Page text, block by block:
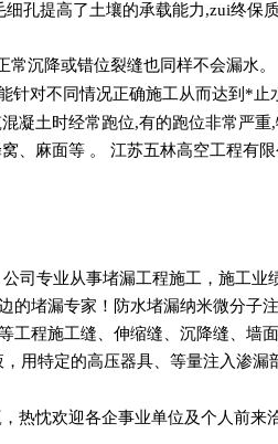
孔提高了土壤的承载能力,zui终保
沉降或错位裂缝也同样不会漏水。
针对不同情况正确施工从而达到*止
凝土时经常跑位,有的跑位非常严
、麻面等 。 江苏五林高空工程有
司专业从事堵漏工程施工，施工业
的堵漏专家！防水堵漏纳米微分子
工程施工缝、伸缩缝、沉降缝、墙
用特定的高压器具、等量注入渗漏
热忱欢迎各企事业单位及个人前来